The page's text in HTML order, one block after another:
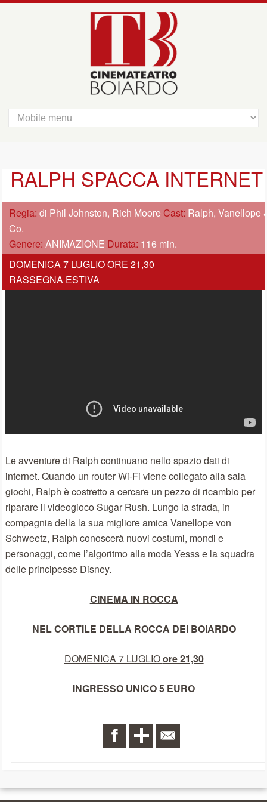
RALPH SPACCA INTERNET
Regia:di Phil Johnston, Rich Moore Cast: Ralph, Vanellope
Co.
Genere:ANIMAZIONE Durata: 116 min.
DOMENICA 7 LUGLIO ORE 21,30
RASSEGNA ESTIVA
Le avventure di Ralph continuano nello spazio dati di
internet. Quando un router Wi-Fi viene collegato alla sala
giochi, Ralph è costretto a cercare un pezzo di ricambio per
riparare il videogioco Sugar Rush. Lungo la strada, in
compagnia della la sua migliore amica Vanellope von
Schweetz, Ralph conoscerà nuovi costumi, mondi e
personaggi, come l’algoritmo alla moda Yesss e la squadra
delle principesse Disney.
CINEMA IN ROCCA
NEL CORTILE DELLA ROCCA DEI BOIARDO
DOMENICA 7 LUGLIOore 21,30
INGRESSO UNICO 5 EURO